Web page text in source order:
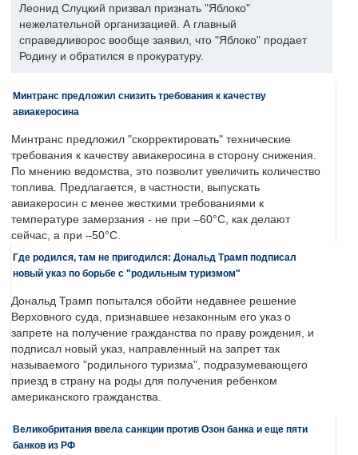
Леонид Слуцкий призвал признать "Яблоко"
нежелательной организацией. А главный
справедливорос вообще заявил, что "Яблоко" продает
Родину и обратился в прокуратуру.
Минтранс предложил снизить требования к качеству
авиакеросина
Минтранс предложил "скорректировать" технические
требования к качеству авиакеросина в сторону снижения.
По мнению ведомства, это позволит увеличить количество
топлива. Предлагается, в частности, выпускать
авиакеросин с менее жесткими требованиями к
температуре замерзания - не при –60°C, как делают
сейчас, а при –50°C.
Где родился, там не пригодился: Дональд Трамп подписал
новый указ по борьбе с "родильным туризмом"
Дональд Трамп попытался обойти недавнее решение
Верховного суда, признавшее незаконным его указ о
запрете на получение гражданства по праву рождения, и
подписал новый указ, направленный на запрет так
называемого "родильного туризма", подразумевающего
приезд в страну на роды для получения ребенком
американского гражданства.
Великобритания ввела санкции против Озон банка и еще пяти
банков из РФ